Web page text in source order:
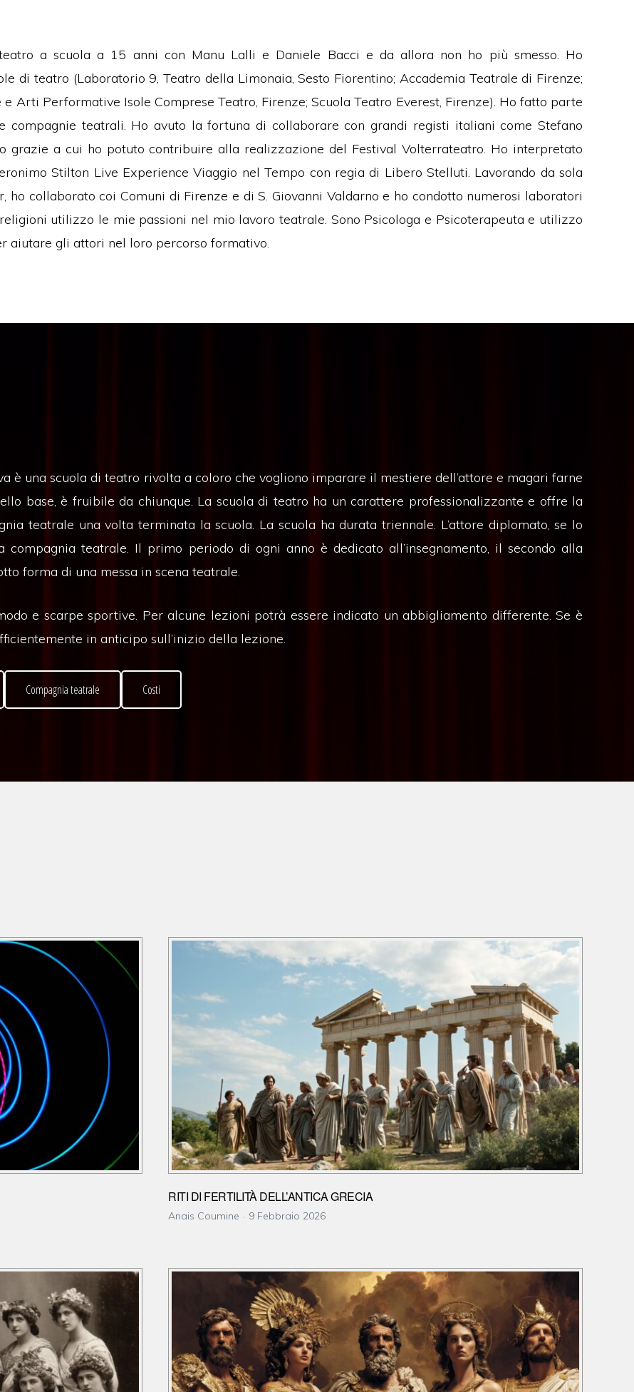
a scuola a 15 anni con Manu Lalli e Daniele Bacci e da allora non ho più smesso. Ho
di teatro (Laboratorio 9, Teatro della Limonaia, Sesto Fiorentino; Accademia Teatrale di Firenze;
Arti Performative Isole Comprese Teatro, Firenze; Scuola Teatro Everest, Firenze). Ho fatto parte
compagnie teatrali. Ho avuto la fortuna di collaborare con grandi registi italiani come Stefano
grazie a cui ho potuto contribuire alla realizzazione del Festival Volterrateatro. Ho interpretato
Stilton Live Experience Viaggio nel Tempo con regia di Libero Stelluti. Lavorando da sola
ho collaborato coi Comuni di Firenze e di S. Giovanni Valdarno e ho condotto numerosi laboratori
utilizzo le mie passioni nel mio lavoro teatrale. Sono Psicologa e Psicoterapeuta e utilizzo
aiutare gli attori nel loro percorso formativo.
è una scuola di teatro rivolta a coloro che vogliono imparare il mestiere dell’attore e magari farne
base, è fruibile da chiunque. La scuola di teatro ha un carattere professionalizzante e offre la
teatrale una volta terminata la scuola. La scuola ha durata triennale. L’attore diplomato, se lo
teatrale. Il primo periodo di ogni anno è dedicato all’insegnamento, il secondo alla
forma di una messa in scena teatrale.
e scarpe sportive. Per alcune lezioni potrà essere indicato un abbigliamento differente. Se è
in anticipo sull’inizio della lezione.
Compagnia teatrale Costi
RITI DI FERTILITÀ DELL’ANTICA GRECIA
Anais Coumine 9 Febbraio 2026